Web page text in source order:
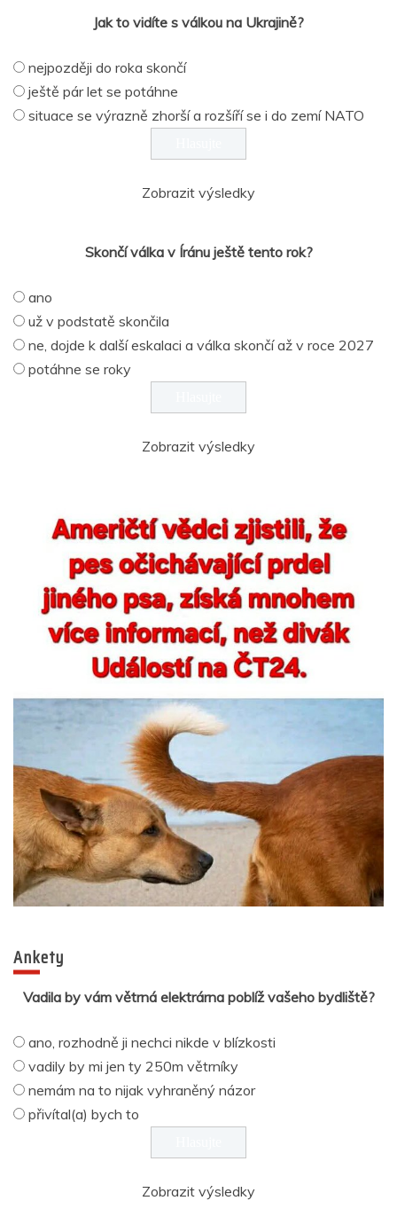
Jak to vidíte s válkou na Ukrajině?
nejpozději do roka skončí
ještě pár let se potáhne
situace se výrazně zhorší a rozšíří se i do zemí NATO
Zobrazit výsledky
Skončí válka v Íránu ještě tento rok?
ano
už v podstatě skončila
ne, dojde k další eskalaci a válka skončí až v roce 2027
potáhne se roky
Zobrazit výsledky
Ankety
Vadila by vám větrná elektrárna poblíž vašeho bydliště?
ano, rozhodně ji nechci nikde v blízkosti
vadily by mi jen ty 250m větrníky
nemám na to nijak vyhraněný názor
přivítal(a) bych to
Zobrazit výsledky